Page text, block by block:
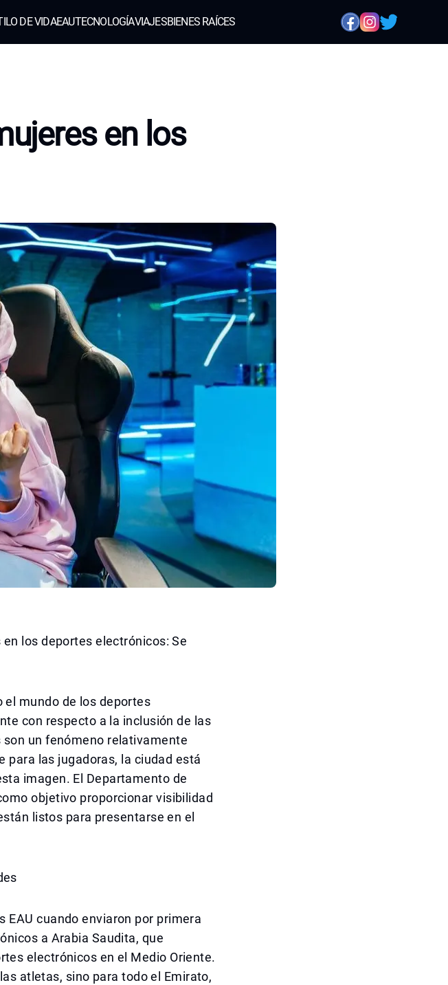
DE VIDAEAUTECNOLOGÍAVIAJESBIENES RAÍCES
en los
los deportes electrónicos: Se
el mundo de los deportes
con respecto a la inclusión de las
un fenómeno relativamente
para las jugadoras, la ciudad está
imagen. El Departamento de
objetivo proporcionar visibilidad
listos para presentarse en el
EAU cuando enviaron por primera
a Arabia Saudita, que
electrónicos en el Medio Oriente.
atletas, sino para todo el Emirato,